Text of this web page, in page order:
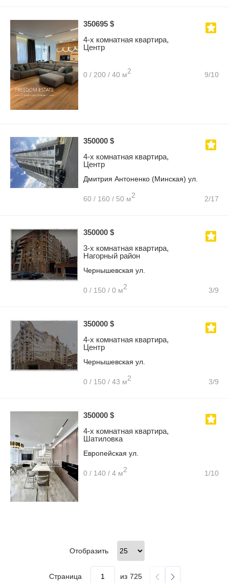
350695 $
4-х комнатная квартира,
Центр
0 / 200 / 40 м2 9/10
350000 $
4-х комнатная квартира,
Центр
Дмитрия Антоненко (Минская) ул.
60 / 160 / 50 м2 2/17
350000 $
3-х комнатная квартира,
Нагорный район
Чернышевская ул.
0 / 150 / 0 м2 3/9
350000 $
4-х комнатная квартира,
Центр
Чернышевская ул.
0 / 150 / 43 м2 3/9
350000 $
4-х комнатная квартира,
Шатиловка
Европейская ул.
0 / 140 / 4 м2 1/10
Отобразить
Страница из 725